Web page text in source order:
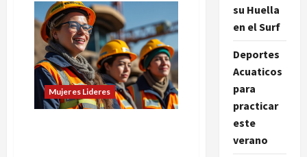
María
Fernanda
Monteforte:
»
Las
Mujeres
transforman
el
Entorno
Laboral»
Mujeres Lideres
su Huella
en el Surf
Deportes
Acuaticos
para
practicar
este
verano